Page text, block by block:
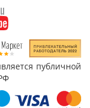
публичной